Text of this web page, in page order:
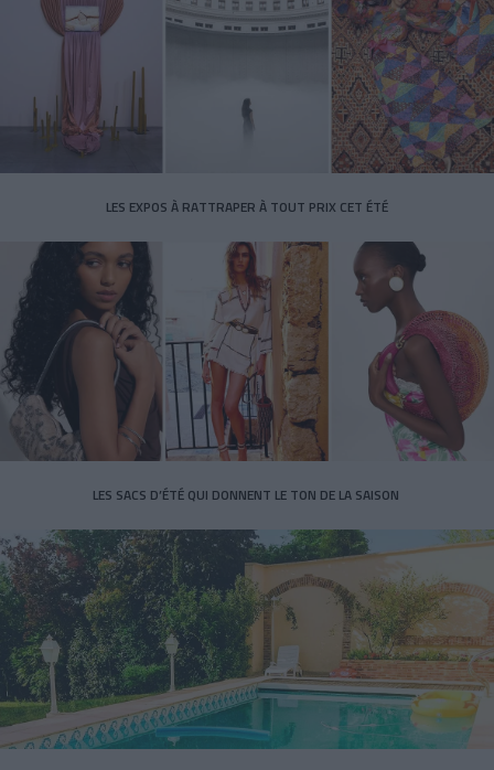
LES EXPOS À RATTRAPER À TOUT PRIX CET ÉTÉ
LES SACS D’ÉTÉ QUI DONNENT LE TON DE LA SAISON